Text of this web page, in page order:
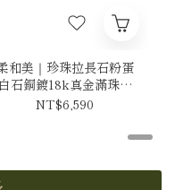
和美｜珍珠拉長石粉蛋
白石銅鍍18k真金滿珠項
鍊 N0075-7
NT$6,590